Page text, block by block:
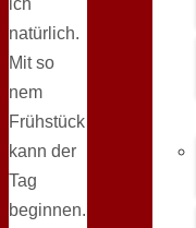
natürlich.
Mit so
nem
Frühstück
kann der
Tag
beginnen.